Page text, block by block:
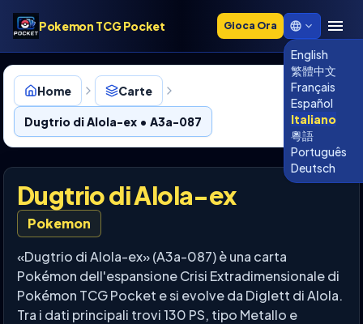
Pokemon TCG Pocket Gioca Ora
English
繁體中文
Français
Español
Italiano
粵語
Português
Deutsch
Home Carte
Dugtrio di Alola-ex • A3a-087
Dugtrio di Alola-ex
Pokemon
«Dugtrio di Alola-ex» (A3a-087) è una carta
Pokémon dell'espansione Crisi Extradimensionale di
Pokémon TCG Pocket e si evolve da Diglett di Alola.
Tra i dati principali trovi 130 PS, tipo Metallo e